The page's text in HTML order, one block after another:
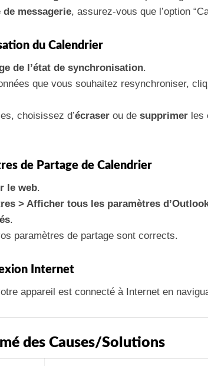
messagerie, assurez-vous que l’option
du Calendrier
de l’état de synchronisation.
que vous souhaitez resynchroniser,
choisissez d’écraser ou de supprimer les
de Partage de Calendrier
le web.
> Afficher tous les paramètres
.
paramètres de partage sont corrects.
Internet
appareil est connecté à Internet en
des Causes/Solutions